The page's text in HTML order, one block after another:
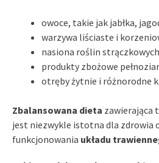
owoce, takie jak jabłka,
warzywa liściaste i
nasiona roślin
produkty zbożowe
otręby żytnie i różnorodne
Zbalansowana dieta zawierająca
jest niezwykle istotna dla zdrowia
funkcjonowania układu